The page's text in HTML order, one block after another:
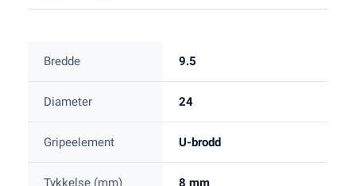
Bredde 9.5
Diameter 24
Gripeelement U-brodd
Tykkelse (mm) 8 mm